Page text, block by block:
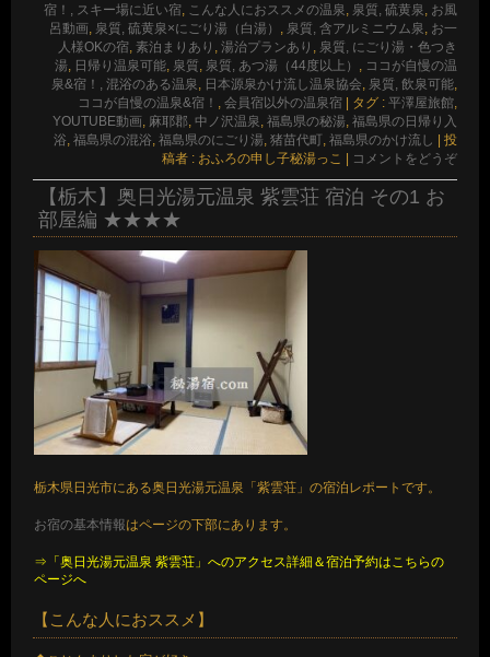
宿！, スキー場に近い宿, こんな人におススメの温泉, 泉質, 硫黄泉, お風
呂動画, 泉質, 硫黄泉×にごり湯（白湯） , 泉質, 含アルミニウム泉, お一
人様OKの宿, 素泊まりあり , 湯治プランあり , 泉質, にごり湯・色つき
湯, 日帰り温泉可能, 泉質, 泉質, あつ湯（44度以上） , ココが自慢の温
泉&宿！, 混浴のある温泉, 日本源泉かけ流し温泉協会, 泉質, 飲泉可能,
ココが自慢の温泉&宿！ , 会員宿以外の温泉宿 | タグ : 平澤屋旅館,
YOUTUBE動画, 麻耶郡, 中ノ沢温泉, 福島県の秘湯, 福島県の日帰り入
浴, 福島県の混浴, 福島県のにごり湯, 猪苗代町, 福島県のかけ流し | 投
稿者 : おふろの申し子秘湯っこ | コメントをどうぞ
【栃木】奥日光湯元温泉 紫雲荘 宿泊 その1 お
部屋編 ★★★★
栃木県日光市にある奥日光湯元温泉「紫雲荘」の宿泊レポートです。
お宿の基本情報はページの下部にあります。
⇒「奥日光湯元温泉 紫雲荘」へのアクセス詳細＆宿泊予約はこちらの
ページへ
【こんな人におススメ】